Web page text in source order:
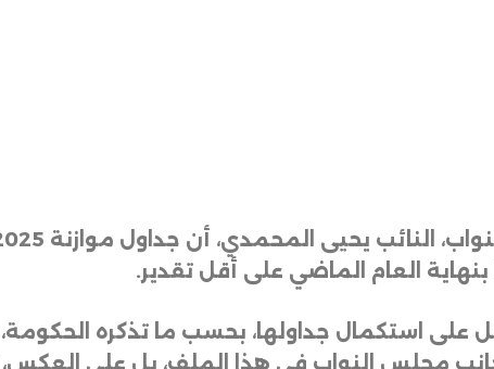
العام الماضي على أقل تقدير.
على استكمال جداولها، بحسب ما تذكره
مجلس النواب في هذا الملف، بل على العكس،